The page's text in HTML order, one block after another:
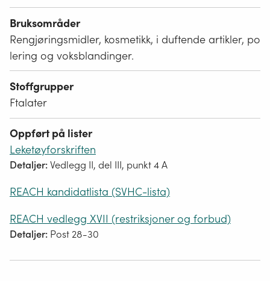
Bruksområder
Rengjøringsmidler, kosmetikk, i duftende artikler, po
lering og voksblandinger.
Stoffgrupper
Ftalater
Oppført på lister
Leketøyforskriften
Detaljer:Vedlegg II, del III, punkt 4 A
REACH kandidatlista (SVHC-lista)
REACH vedlegg XVII (restriksjoner og forbud)
Detaljer: Post 28-30